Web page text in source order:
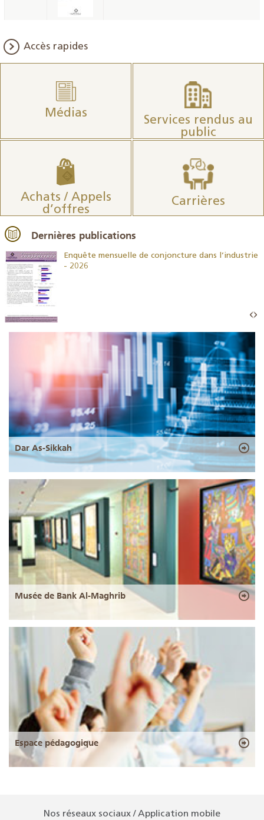
Accès rapides
Médias
Services rendus au
public
Achats / Appels
d’offres
Carrières
Dernières publications
Enquête mensuelle de conjoncture dans l’industrie
- 2026
Dar As-Sikkah
Musée de Bank Al-Maghrib
Espace pédagogique
Nos réseaux sociaux / Application mobile